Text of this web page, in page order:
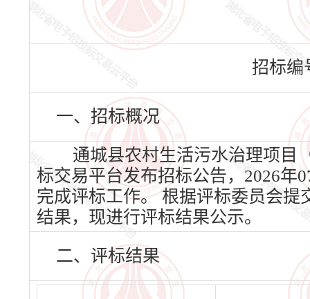
招标编
一、招标概况
通城县农村生活污水治理项目
标交易平台发布招标公告，2026年
完成评标工作。 根据评标委员会
结果，现进行评标结果公示。
二、评标结果